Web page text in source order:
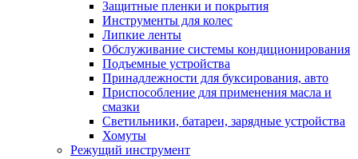
Защитные пленки и покрытия
Инструменты для колес
Липкие ленты
Обслуживание системы кондиционирования
Подъемные устройства
Принадлежности для буксирования, авто
Приспособление для применения масла и
смазки
Светильники, батареи, зарядные устройства
Хомуты
Режущий инструмент